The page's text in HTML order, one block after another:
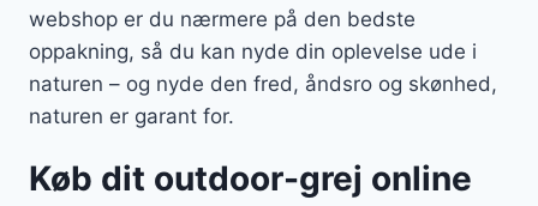
webshop er du nærmere på den bedste
oppakning, så du kan nyde din oplevelse ude i
naturen – og nyde den fred, åndsro og skønhed,
naturen er garant for.
Køb dit outdoor-grej online